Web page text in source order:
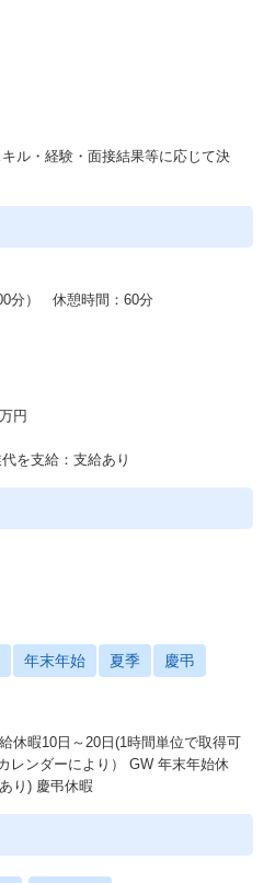
ル・経験・面接結果等に応じて決
分） 休憩時間：60分
円
を支給：支給あり
年末年始 夏季 慶弔
休暇10日～20日(1時間単位で取得可
レンダーにより） GW 年末年始休
り) 慶弔休暇